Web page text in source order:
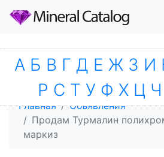
Главная
Объявления
Продам Турмалин
маркиз
А Б В Г Д Е Ж З И
Р С Т У Ф Х Ц Ч